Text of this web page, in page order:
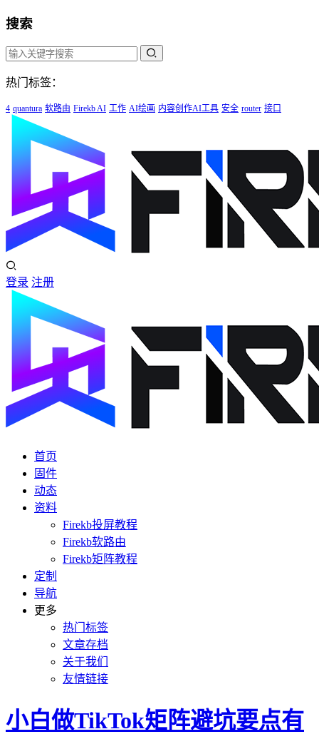
搜索
热门标签：
4 quantura 软路由 Firekb AI 工作 AI绘画 内容创作AI工具 安全 router 接口
登录 注册
首页
固件
动态
资料
Firekb投屏教程
Firekb软路由
Firekb矩阵教程
定制
导航
更多
热门标签
文章存档
关于我们
友情链接
小白做TikTok矩阵避坑要点有